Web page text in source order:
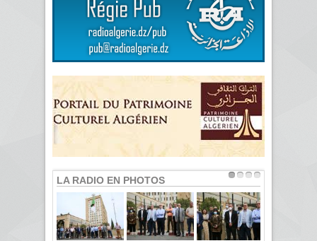
LA RADIO EN PHOTOS